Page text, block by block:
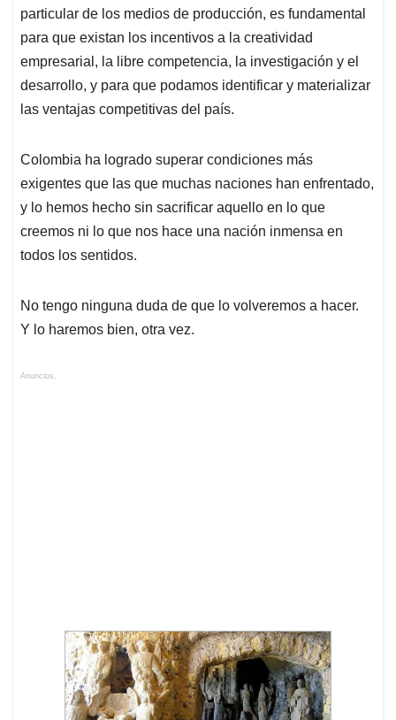
particular de los medios de producción, es fundamental
para que existan los incentivos a la creatividad
empresarial, la libre competencia, la investigación y el
desarrollo, y para que podamos identificar y materializar
las ventajas competitivas del país.
Colombia ha logrado superar condiciones más
exigentes que las que muchas naciones han enfrentado,
y lo hemos hecho sin sacrificar aquello en lo que
creemos ni lo que nos hace una nación inmensa en
todos los sentidos.
No tengo ninguna duda de que lo volveremos a hacer.
Y lo haremos bien, otra vez.
Anuncios.